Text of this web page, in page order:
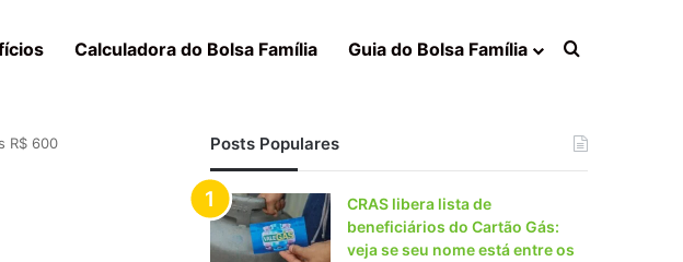
Calculadora do Bolsa Família Guia do Bolsa Família Procurar por
R$ 600 Posts Populares
CRAS libera lista de
beneficiários do Cartão Gás:
veja se seu nome está entre os